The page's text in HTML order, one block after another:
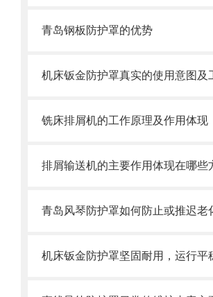
青岛钢板防护罩的优势
铣床排屑机的工作原理及作用体现